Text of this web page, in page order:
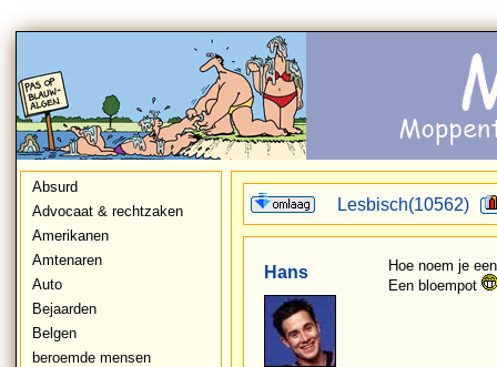
Absurd
Advocaat & rechtzaken
Amerikanen
Amtenaren
Auto
Bejaarden
Belgen
beroemde mensen
Lesbisch(10562)
Hans
Hoe noem je
Een bloempot